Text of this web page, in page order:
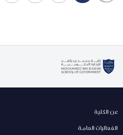
عن الكلية
الفعاليات العامة